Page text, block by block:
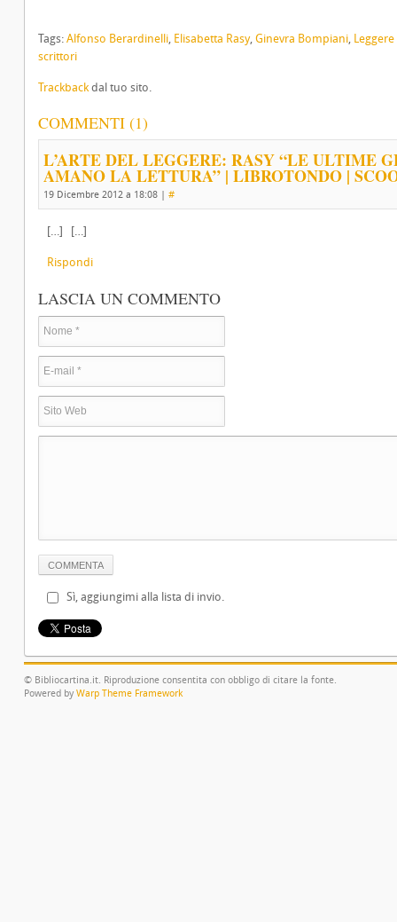
Tags: Alfonso Berardinelli, Elisabetta Rasy, Ginevra Bompiani,
scrittori
Trackbackdal tuo sito.
COMMENTI (1)
L’ARTE DEL LEGGERE: RASY “LE ULTIME
AMANO LA LETTURA” | LIBROTONDO |
19 Dicembre 2012 a 18:08 | #
[…] […]
Rispondi
LASCIA UN COMMENTO
Sì, aggiungimi alla lista di invio.
© Bibliocartina.it. Riproduzione consentita con obbligo di citare la fonte.
Powered by Warp Theme Framework